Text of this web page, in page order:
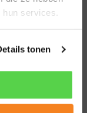
services.
tonen